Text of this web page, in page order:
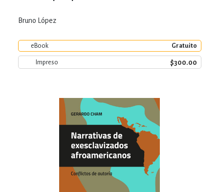
Bruno López
eBook Gratuito
Impreso $300.00